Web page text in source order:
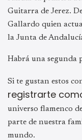
Guitarra de Jerez.
Gallardo quien
la Junta de
Habrá una segunda
Si te gustan estos
registrarte
universo flamenco
parte de nuestra
mundo.